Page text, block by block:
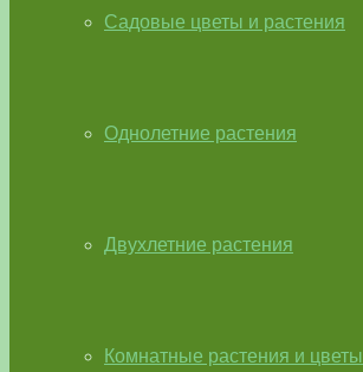
Садовые цветы и растения
Однолетние растения
Двухлетние растения
Комнатные растения и цветы